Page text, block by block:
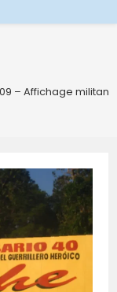
– Affichage militant